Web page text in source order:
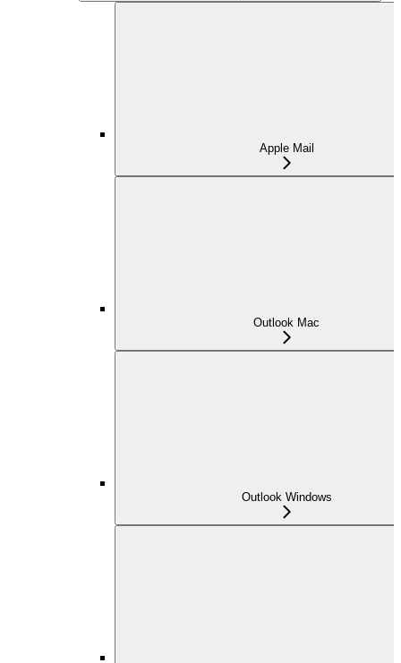
Apple Mail
Outlook Mac
Outlook Windows